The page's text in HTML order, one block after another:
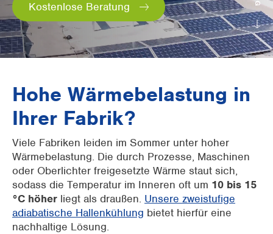
Verpackungsindustrie
Büros
Vorkühlen von RLT-Anlage
Gewerbebau
Kostenlose Beratung
Hohe Wärmebelastung in
Ihrer Fabrik?
Viele Fabriken leiden im Sommer unter hoher
Wärmebelastung. Die durch Prozesse, Maschinen
oder Oberlichter freigesetzte Wärme staut sich,
sodass die Temperatur im Inneren oft um 10 bis 15
°C höher liegt als draußen. Unsere zweistufige
adiabatische Hallenkühlung bietet hierfür eine
nachhaltige Lösung.